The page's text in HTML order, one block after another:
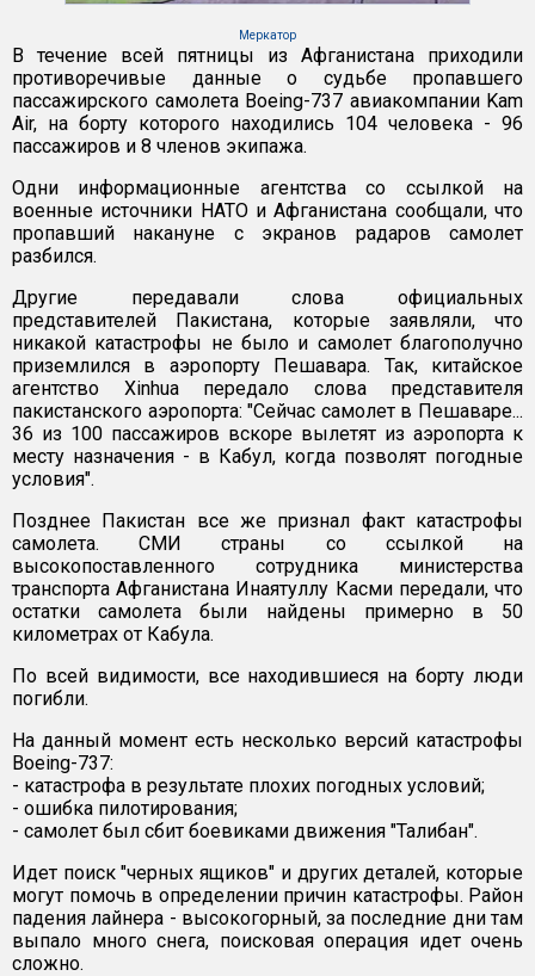
Меркатор
В течение всей пятницы из Афганистана приходили
противоречивые данные о судьбе пропавшего
пассажирского самолета Boeing-737 авиакомпании Kam
Air, на борту которого находились 104 человека - 96
пассажиров и 8 членов экипажа.
Одни информационные агентства со ссылкой на
военные источники НАТО и Афганистана сообщали, что
пропавший накануне с экранов радаров самолет
разбился.
Другие передавали слова официальных
представителей Пакистана, которые заявляли, что
никакой катастрофы не было и самолет благополучно
приземлился в аэропорту Пешавара. Так, китайское
агентство Xinhua передало слова представителя
пакистанского аэропорта: "Сейчас самолет в Пешаваре...
36 из 100 пассажиров вскоре вылетят из аэропорта к
месту назначения - в Кабул, когда позволят погодные
условия".
Позднее Пакистан все же признал факт катастрофы
самолета. СМИ страны со ссылкой на
высокопоставленного сотрудника министерства
транспорта Афганистана Инаятуллу Касми передали, что
остатки самолета были найдены примерно в 50
километрах от Кабула.
По всей видимости, все находившиеся на борту люди
погибли.
На данный момент есть несколько версий катастрофы
Boeing-737:
- катастрофа в результате плохих погодных условий;
- ошибка пилотирования;
- самолет был сбит боевиками движения "Талибан".
Идет поиск "черных ящиков" и других деталей, которые
могут помочь в определении причин катастрофы. Район
падения лайнера - высокогорный, за последние дни там
выпало много снега, поисковая операция идет очень
сложно.